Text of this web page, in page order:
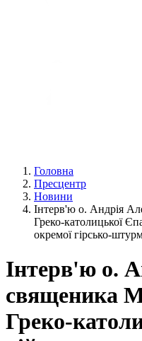
Головна
Пресцентр
Новини
Інтерв'ю о. Андрія
Греко-католицької
окремої гірсько-
Інтерв'ю о.
священика
Греко-